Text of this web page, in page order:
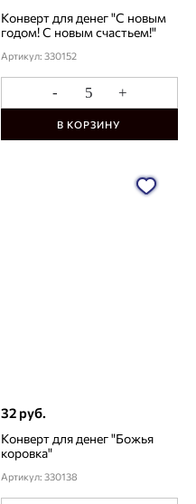
Конверт для денег "С новым
годом! С новым счастьем!"
Артикул: 330152
- +
В КОРЗИНУ
32 руб.
Конверт для денег "Божья
коровка"
Артикул: 330138